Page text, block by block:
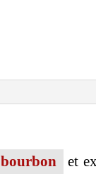
bourbon
et